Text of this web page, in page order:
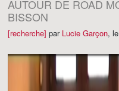
AUTOUR DE ROAD
BISSON
[recherche] par Lucie Garçon,